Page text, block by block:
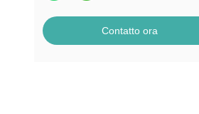
Contatto ora